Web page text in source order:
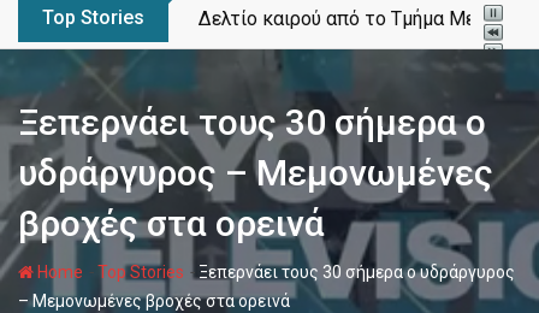
Top Stories Δελτίο καιρού από το Τμήμα
Ξεπερνάει τους 30 σήμερα ο
υδράργυρος – Μεμονωμένες
βροχές στα ορεινά
Home -Top Stories - Ξεπερνάει τους 30 σήμερα ο υδράργυρος
– Μεμονωμένες βροχές στα ορεινά